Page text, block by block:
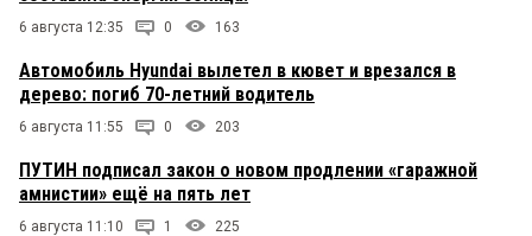
6 августа 12:35 0 163
Автомобиль Hyundai вылетел в кювет и врезался в
дерево: погиб 70-летний водитель
6 августа 11:55 0 203
ПУТИН подписал закон о новом продлении «гаражной
амнистии» ещё на пять лет
6 августа 11:10 1 225